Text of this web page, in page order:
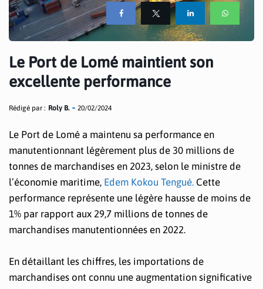
Le Port de Lomé maintient son
excellente performance
Rédigé par : Roly B. 20/02/2024
Le Port de Lomé a maintenu sa performance en
manutentionnant légèrement plus de 30 millions de
tonnes de marchandises en 2023, selon le ministre de
l’économie maritime, Edem Kokou Tengué. Cette
performance représente une légère hausse de moins de
1% par rapport aux 29,7 millions de tonnes de
marchandises manutentionnées en 2022.
En détaillant les chiffres, les importations de
marchandises ont connu une augmentation significative